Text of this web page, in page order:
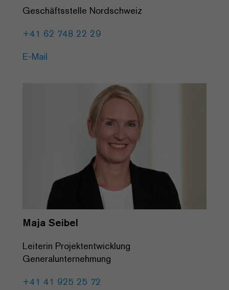
Geschäftsstelle Nordschweiz
+41 62 748 22 29
E-Mail
Maja Seibel
Leiterin Projektentwicklung
Generalunternehmung
+41 41 925 25 72